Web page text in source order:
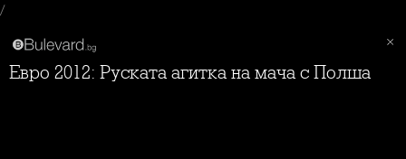
/
Евро 2012: Руската агитка на мача с Полша